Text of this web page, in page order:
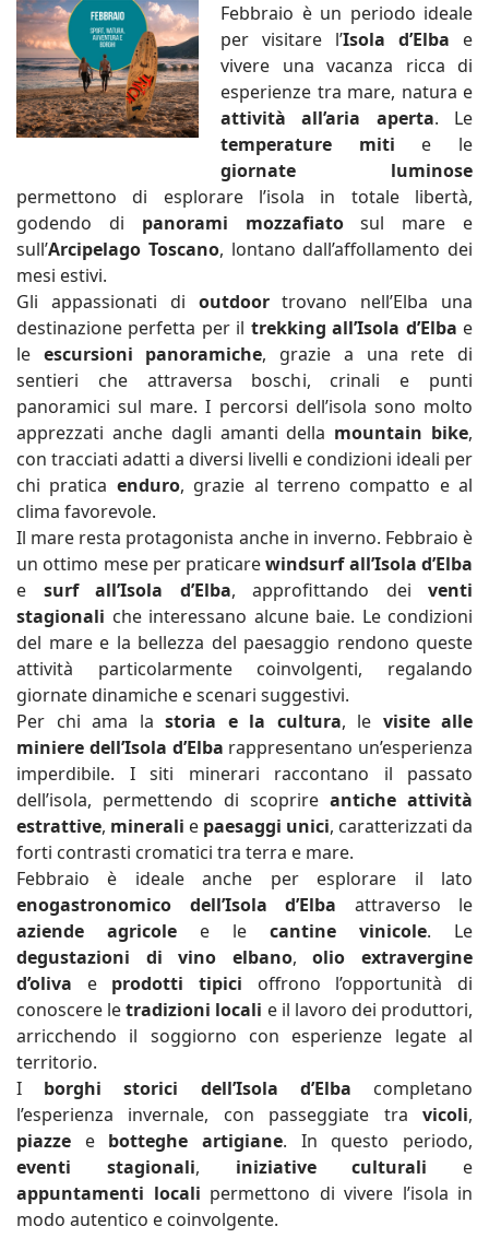
Febbraio è un periodo ideale
per visitare l’Isola d’Elba e
vivere una vacanza ricca di
esperienze tra mare, natura e
attività all’aria aperta. Le
temperature miti e le
giornate luminose
permettono di esplorare l’isola in totale libertà,
godendo di panorami mozzafiatosul mare e
sull’Arcipelago Toscano, lontano dall’affollamento dei
mesi estivi.
Gli appassionati di outdoortrovano nell’Elba una
destinazione perfetta per il trekking all’Isola d’Elba e
le escursioni panoramiche, grazie a una rete di
sentieri che attraversa boschi, crinali e punti
panoramici sul mare. I percorsi dell’isola sono molto
apprezzati anche dagli amanti della mountain bike,
con tracciati adatti a diversi livelli e condizioni ideali per
chi pratica enduro, grazie al terreno compatto e al
clima favorevole.
Il mare resta protagonista anche in inverno. Febbraio è
un ottimo mese per praticarewindsurf all’Isola d’Elba
e surf all’Isola d’Elba, approfittando dei venti
stagionali che interessano alcune baie. Le condizioni
del mare e la bellezza del paesaggio rendono queste
attività particolarmente coinvolgenti, regalando
giornate dinamiche e scenari suggestivi.
Per chi ama la storia e la cultura, le visite alle
miniere dell’Isola d’Elba rappresentano un’esperienza
imperdibile. I siti minerari raccontano il passato
dell’isola, permettendo di scoprire antiche attività
estrattive, minerali e paesaggi unici, caratterizzati da
forti contrasti cromatici tra terra e mare.
Febbraio è ideale anche per esplorare il lato
enogastronomico dell’Isola d’Elba attraverso le
aziende agricole e le cantine vinicole. Le
degustazioni di vino elbano,olio extravergine
d’oliva e prodotti tipici offrono l’opportunità di
conoscere letradizioni locali e il lavoro dei produttori,
arricchendo il soggiorno con esperienze legate al
territorio.
I borghi storici dell’Isola d’Elba completano
l’esperienza invernale, con passeggiate tra vicoli,
piazze e botteghe artigiane. In questo periodo,
eventi stagionali, iniziative culturali e
appuntamenti locali permettono di vivere l’isola in
modo autentico e coinvolgente.